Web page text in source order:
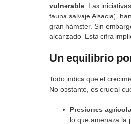
vulnerable . Las
fauna salvaje Alsacia),
gran hámster. Sin
alcanzado. Esta cifra
Un equilibrio
Todo indica que el
No obstante, es crucial
Presiones
lo que amenaza la